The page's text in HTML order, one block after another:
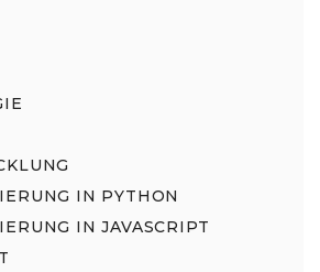
IN PYTHON
IN JAVASCRIPT